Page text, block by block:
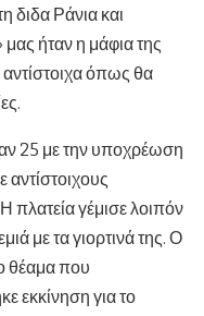
διδα Ράνια και
ήταν η μάφια της
αντίστοιχα όπως θα
25 με την υποχρέωση
αντίστοιχους
πλατεία γέμισε λοιπόν
με τα γιορτινά της. Ο
θέαμα που
εκκίνηση για το